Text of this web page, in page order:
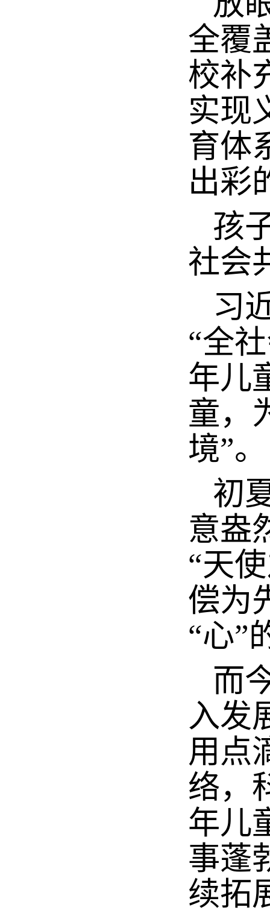
全覆
校补
实现
育体
出彩
孩
社会
习
“全
年儿
童，
境”。
初
意盎
“天
偿为
“心”
而
入发
用点
络，
年儿
事蓬
续